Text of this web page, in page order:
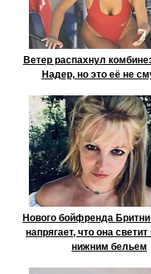
Ветер распахнул
Надер, но это её не
Нового бойфренда
напрягает, что она
нижним бельем